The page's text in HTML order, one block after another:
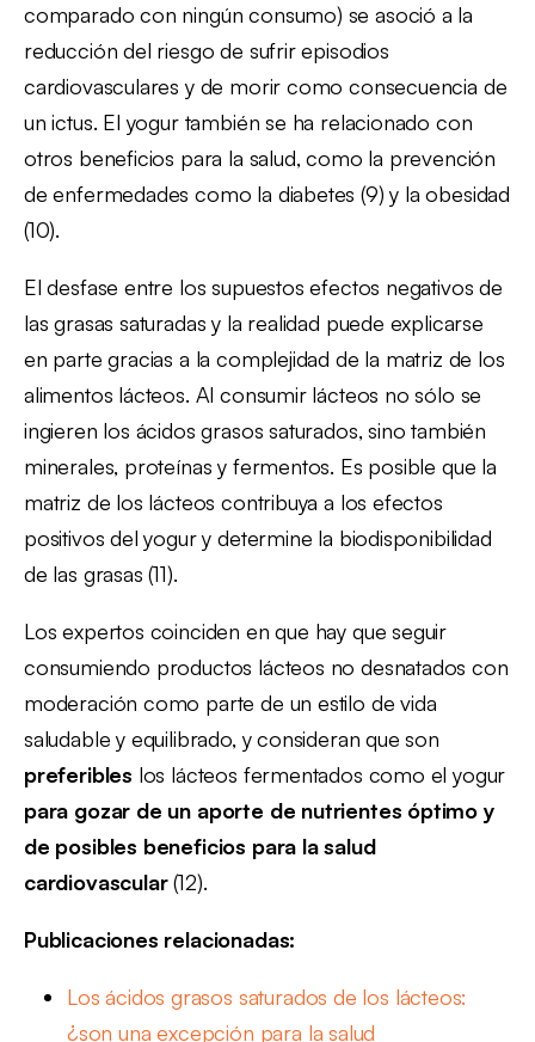
comparado con ningún consumo) se asoció a la
reducción del riesgo de sufrir episodios
cardiovasculares y de morir como consecuencia de
un ictus. El yogur también se ha relacionado con
otros beneficios para la salud, como la prevención
de enfermedades como la diabetes (9) y la obesidad
(10).
El desfase entre los supuestos efectos negativos de
las grasas saturadas y la realidad puede explicarse
en parte gracias a la complejidad de la matriz de los
alimentos lácteos. Al consumir lácteos no sólo se
ingieren los ácidos grasos saturados, sino también
minerales, proteínas y fermentos. Es posible que la
matriz de los lácteos contribuya a los efectos
positivos del yogur y determine la biodisponibilidad
de las grasas (11).
Los expertos coinciden en que hay que seguir
consumiendo productos lácteos no desnatados con
moderación como parte de un estilo de vida
saludable y equilibrado, y consideran que son
preferibles los lácteos fermentados como el yogur
para gozar de un aporte de nutrientes óptimo y
de posibles beneficios para la salud
cardiovascular(12).
Publicaciones relacionadas:
Los ácidos grasos saturados de los lácteos:
¿son una excepción para la salud